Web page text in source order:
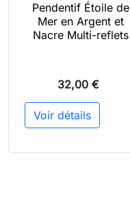
Pendentif Étoile de
Mer en Argent et
Nacre Multi-reflets
32,00 €
Voir détails